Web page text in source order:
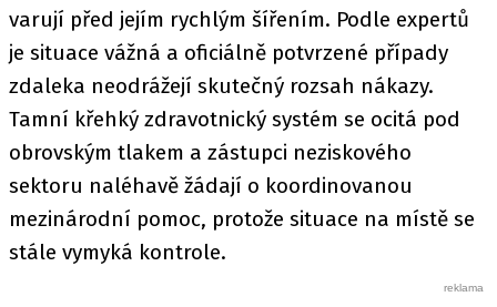
varují před jejím rychlým šířením. Podle expertů
je situace vážná a oficiálně potvrzené případy
zdaleka neodrážejí skutečný rozsah nákazy.
Tamní křehký zdravotnický systém se ocitá pod
obrovským tlakem a zástupci neziskového
sektoru naléhavě žádají o koordinovanou
mezinárodní pomoc, protože situace na místě se
stále vymyká kontrole.